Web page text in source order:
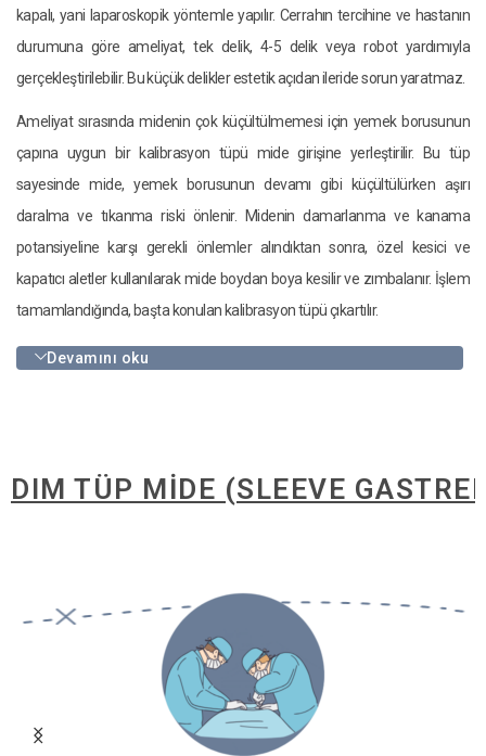
kapalı, yani laparoskopik yöntemle yapılır. Cerrahın tercihine ve hastanın
durumuna göre ameliyat, tek delik, 4-5 delik veya robot yardımıyla
gerçekleştirilebilir. Bu küçük delikler estetik açıdan ileride sorun yaratmaz.
Ameliyat sırasında midenin çok küçültülmemesi için yemek borusunun
çapına uygun bir kalibrasyon tüpü mide girişine yerleştirilir. Bu tüp
sayesinde mide, yemek borusunun devamı gibi küçültülürken aşırı
daralma ve tıkanma riski önlenir. Midenin damarlanma ve kanama
potansiyeline karşı gerekli önlemler alındıktan sonra, özel kesici ve
kapatıcı aletler kullanılarak mide boydan boya kesilir ve zımbalanır. İşlem
tamamlandığında, başta konulan kalibrasyon tüpü çıkartılır.
Devamını oku
MİDE (SLEEVE